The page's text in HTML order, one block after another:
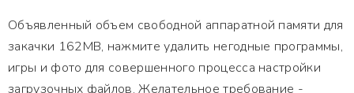
Объявленный объем свободной аппаратной памяти для
закачки 162MB, нажмите удалить негодные программы,
игры и фото для совершенного процесса настройки
загрузочных файлов. Желательное требование -